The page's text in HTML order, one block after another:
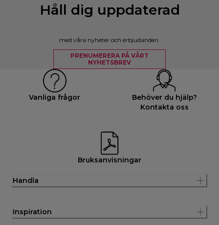
Håll dig uppdaterad
med våra nyheter och erbjudanden.
PRENUMERERA PÅ VÅRT
NYHETSBREV
Vanliga frågor
Behöver du hjälp?
Kontakta oss
Bruksanvisningar
Handla
Inspiration